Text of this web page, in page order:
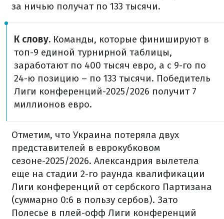
за ничью получат по 133 тысячи.
К слову. Команды, которые финишируют в
топ-9 единой турнирной таблицы,
заработают по 400 тысяч евро, а с 9-го по
24-ю позицию – по 133 тысячи. Победитель
Лиги конференций-2025/2026 получит 7
миллионов евро.
Отметим, что Украина потеряла двух
представителей в еврокубковом
сезоне-2025/2026. Александрия вылетела
еще на стадии 2-го раунда квалификации
Лиги конференций от сербского Партизана
(суммарно 0:6 в пользу сербов). Зато
Полесье в плей-офф Лиги конференций